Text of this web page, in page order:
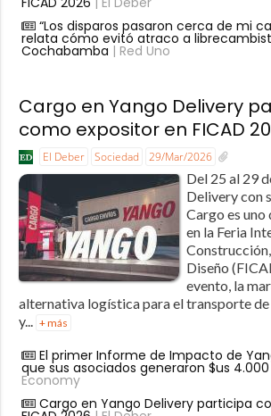
“Los disparos pasaron cerca de mi
relata cómo evitó atraco a
Cochabamba | Red Uno
Cargo en Yango Delivery
como expositor en FICAD
El Deber Sociedad 29/Mar/2026
Del 25 al 29
Delivery con
Cargo es
en la Feria
Diseño
evento, la
alternativa logística para el transporte
y...
+ más
El primer Informe de Impacto de
que sus asociados generaron $us
Economy
Cargo en Yango Delivery participa